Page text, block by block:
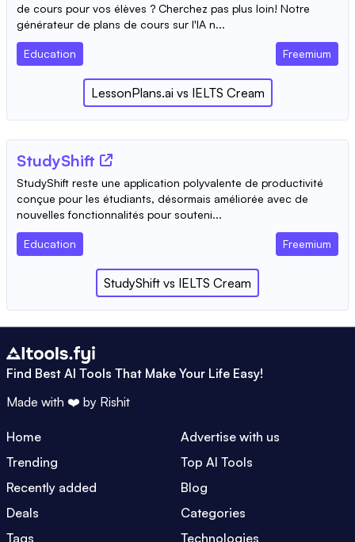
de cours pour vos élèves ? Cherchez pas plus loin! Notre
générateur de plans de cours sur l'IA n...
Education Freemium
LessonPlans.ai vs IELTS Cream
StudyShift
StudyShift reste une application polyvalente de productivité
conçue pour les étudiants, désormais améliorée avec de
nouvelles fonctionnalités pour souteni...
Education Freemium
StudyShift vs IELTS Cream
Find Best AI Tools That Make Your Life Easy!
Made with ❤️ by Rishit
Home
Advertise with us
Trending
Top AI Tools
Recently added
Blog
Deals
Categories
Tags
Technologies